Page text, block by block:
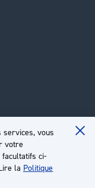
services, vous
votre
facultatifs ci-
la Politique